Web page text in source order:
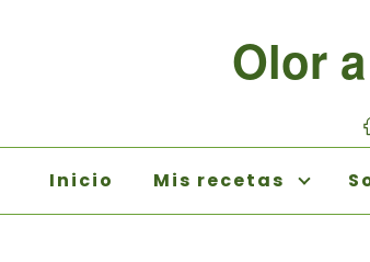
Olor
Inicio Mis recetas